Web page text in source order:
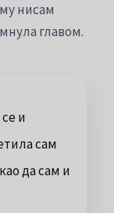
нисам
главом.
и
сам
да сам и